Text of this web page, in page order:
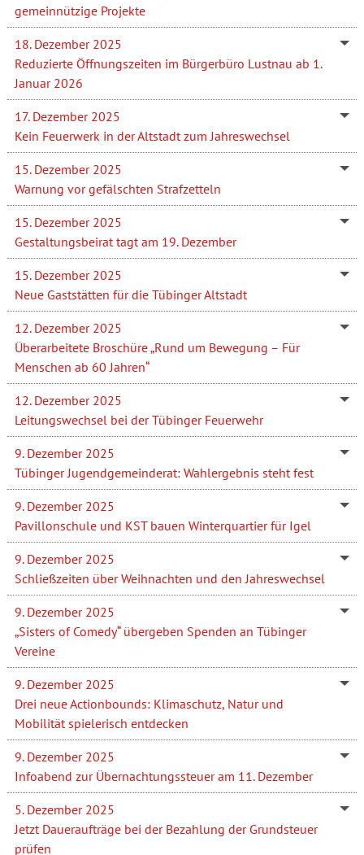
gemeinnützige Projekte
18. Dezember 2025
Reduzierte Öffnungszeiten im Bürgerbüro Lustnau ab 1.
Januar 2026
17. Dezember 2025
Kein Feuerwerk in der Altstadt zum Jahreswechsel
15. Dezember 2025
Warnung vor gefälschten Strafzetteln
15. Dezember 2025
Gestaltungsbeirat tagt am 19. Dezember
15. Dezember 2025
Neue Gaststätten für die Tübinger Altstadt
12. Dezember 2025
Überarbeitete Broschüre „Rund um Bewegung – Für
Menschen ab 60 Jahren“
12. Dezember 2025
Leitungswechsel bei der Tübinger Feuerwehr
9. Dezember 2025
Tübinger Jugendgemeinderat: Wahlergebnis steht fest
9. Dezember 2025
Pavillonschule und KST bauen Winterquartier für Igel
9. Dezember 2025
Schließzeiten über Weihnachten und den Jahreswechsel
9. Dezember 2025
„Sisters of Comedy“ übergeben Spenden an Tübinger
Vereine
9. Dezember 2025
Drei neue Actionbounds: Klimaschutz, Natur und
Mobilität spielerisch entdecken
9. Dezember 2025
Infoabend zur Übernachtungssteuer am 11. Dezember
5. Dezember 2025
Jetzt Daueraufträge bei der Bezahlung der Grundsteuer
prüfen